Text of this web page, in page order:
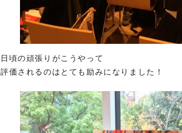
日頃の頑張りがこうやって
評価されるのはとても励みになりました！